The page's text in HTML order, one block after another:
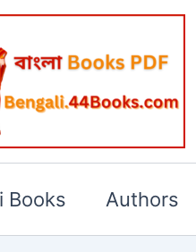
Books Authors